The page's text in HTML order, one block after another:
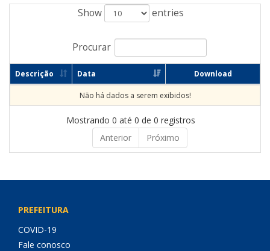
Show entries
Procurar
Descrição Data Download
Não há dados a serem exibidos!
Mostrando 0 até 0 de 0 registros
Anterior
Próximo
PREFEITURA
COVID-19
Fale conosco